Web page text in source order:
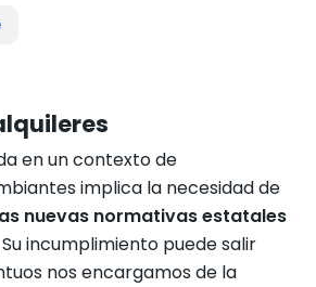
en un contexto de
implica la necesidad de
nuevas normativas estatales
Su incumplimiento puede salir
nos encargamos de la